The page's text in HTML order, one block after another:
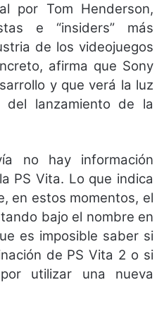
por Tom Henderson,
e “insiders” más
de los videojuegos
afirma que Sony
y que verá la luz
lanzamiento de la
no hay información
PS Vita. Lo que indica
en estos momentos, el
bajo el nombre en
es imposible saber si
de PS Vita 2 o si
utilizar una nueva